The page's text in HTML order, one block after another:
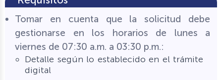
Tomar en cuenta que la solicitud debe
gestionarse en los horarios de lunes a
viernes de 07:30 a.m. a 03:30 p.m.:
Detalle según lo establecido en el trámite
digital